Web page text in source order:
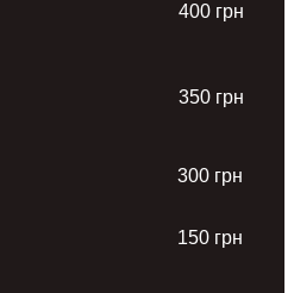
400 грн
350 грн
300 грн
150 грн